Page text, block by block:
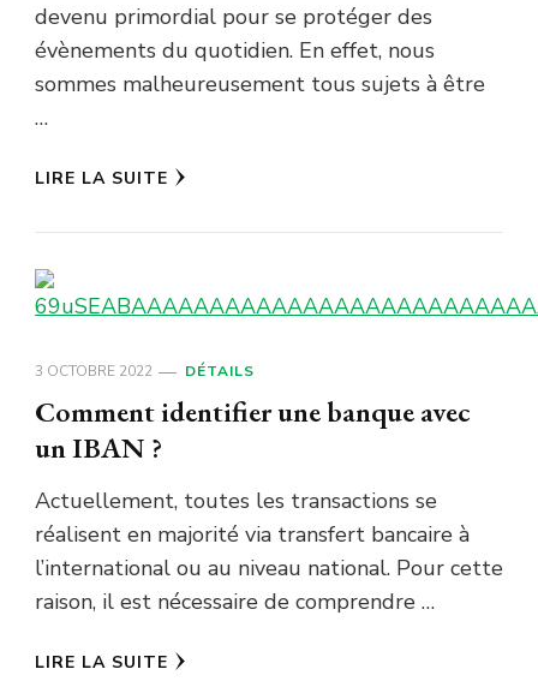
devenu primordial pour se protéger des
évènements du quotidien. En effet, nous
sommes malheureusement tous sujets à être
…
LIRE LA SUITE
3 OCTOBRE 2022 DÉTAILS
Comment identifier une banque avec
un IBAN ?
Actuellement, toutes les transactions se
réalisent en majorité via transfert bancaire à
l’international ou au niveau national. Pour cette
raison, il est nécessaire de comprendre …
LIRE LA SUITE